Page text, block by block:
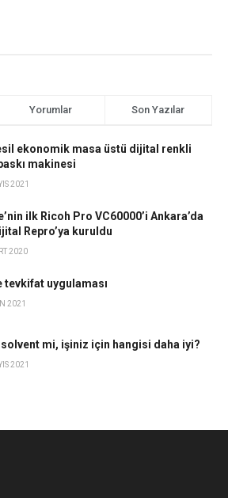
Yorumlar Son Yazılar
ekonomik masa üstü dijital renkli
makinesi
2021
ilk Ricoh Pro VC60000’i Ankara’da
Repro’ya kuruldu
2020
tevkifat uygulaması
2021
solvent mi, işiniz için hangisi daha iyi?
2021